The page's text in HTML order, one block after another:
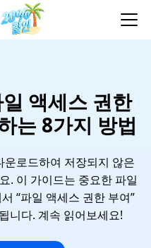
액세스 권한
는 8가지 방법
로드하여 저장되지 않은
. 이 가이드는 중요한 파일
“파일 액세스 권한 부여”
니다. 계속 읽어보세요!